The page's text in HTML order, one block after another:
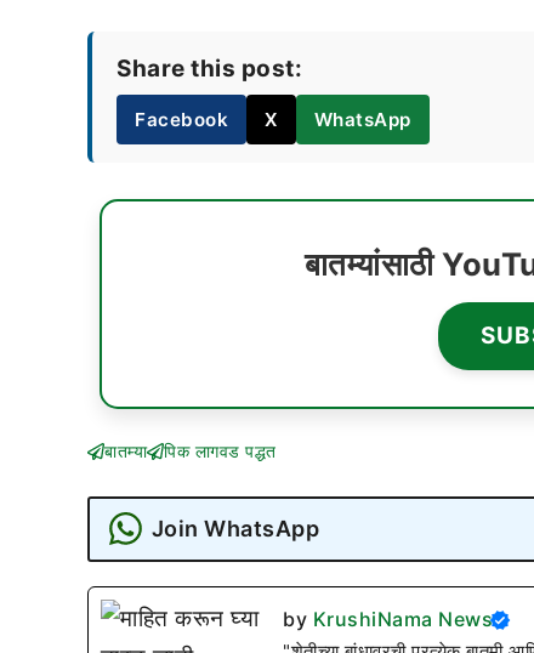
Share this post:
Facebook X WhatsApp
बातम्यांसाठी
बातम्या पिक लागवड पद्धत
Join WhatsApp
by KrushiNama News